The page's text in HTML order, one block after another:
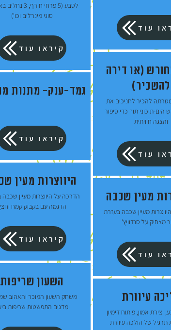
עוד
(או דירה
להשכיר)
להכיר לחניכים את
הים-תיכוני תוך כדי סיפור
והצגה חוויתית
עוד
מעין שכבה
מעיין שכבה בעזרת
מצחיק על סנדוויץ'
עוד
עיוורת
יצירת אמון, פיתוח דימיון
של הולכה עיוורת
סוגי מינרלים וכו')
קיראו עוד
גמד-ענק- מתנות
קיראו עוד
היווצרות מעין
הדרכה על היווצרות מעיין
הדגמה עם בקבוק קמח
קיראו עוד
השעון שריפות
משחק השעון המוכר והאהוב
ומדגים התפשטות שריפות